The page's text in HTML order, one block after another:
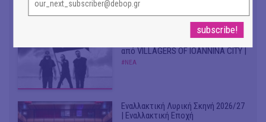
Venceremos | Νέο single + video
από VILLAGERS OF IOANNINA CITY |
#ΝΕΑ
Εναλλακτική Λυρική Σκηνή 2026/27
| Εναλλακτική Εποχή